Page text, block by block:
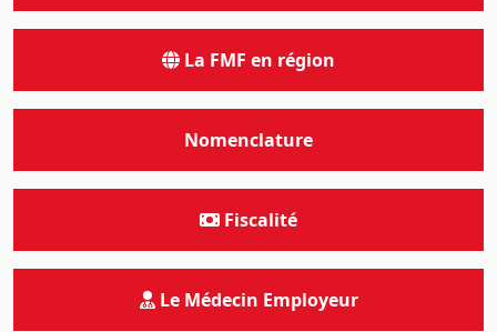
La FMF en région
Nomenclature
Fiscalité
Le Médecin Employeur